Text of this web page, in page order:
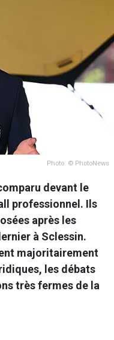
Photo: © PhotoNews
devant le
professionnel. Ils
après les
à Sclessin.
majoritairement
les débats
très fermes de la